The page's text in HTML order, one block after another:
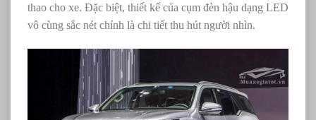
thao cho xe. Đặc biệt, thiết kế của cụm đèn hậu dạng LED
vô cùng sắc nét chính là chi tiết thu hút người nhìn.